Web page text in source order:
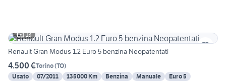
13
Renault Gran Modus 1.2 Euro 5 benzina Neopatentati
4.500 €Torino(TO)
Usato
07/2011 135000 Km Benzina Manuale
Euro 5